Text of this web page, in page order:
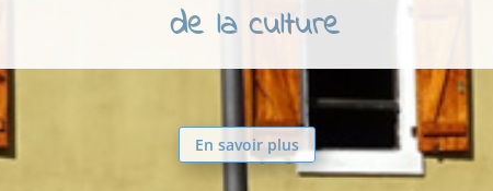
de la culture
En savoir plus